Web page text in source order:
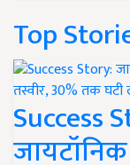
Top
Success